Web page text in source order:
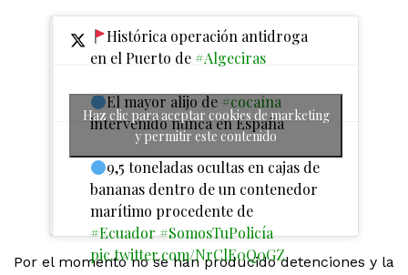
Histórica operación antidroga
en el Puerto de #Algeciras
El mayor alijo de #cocaína
intervenido nunca en España
9,5 toneladas ocultas en cajas de
bananas dentro de un contenedor
marítimo procedente de
#Ecuador#SomosTuPolicía
pic.twitter.com/NrClE0Q0GZ
Haz clic para aceptar cookies de marketing
y permitir este contenido
Por el momento no se han producido detenciones y la